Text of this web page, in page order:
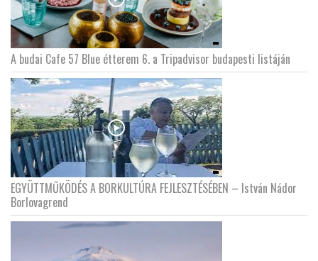
A budai Cafe 57 Blue étterem 6. a Tripadvisor budapesti listáján
EGYÜTTMŰKÖDÉS A BORKULTÚRA FEJLESZTÉSÉBEN – István Nádor
Borlovagrend